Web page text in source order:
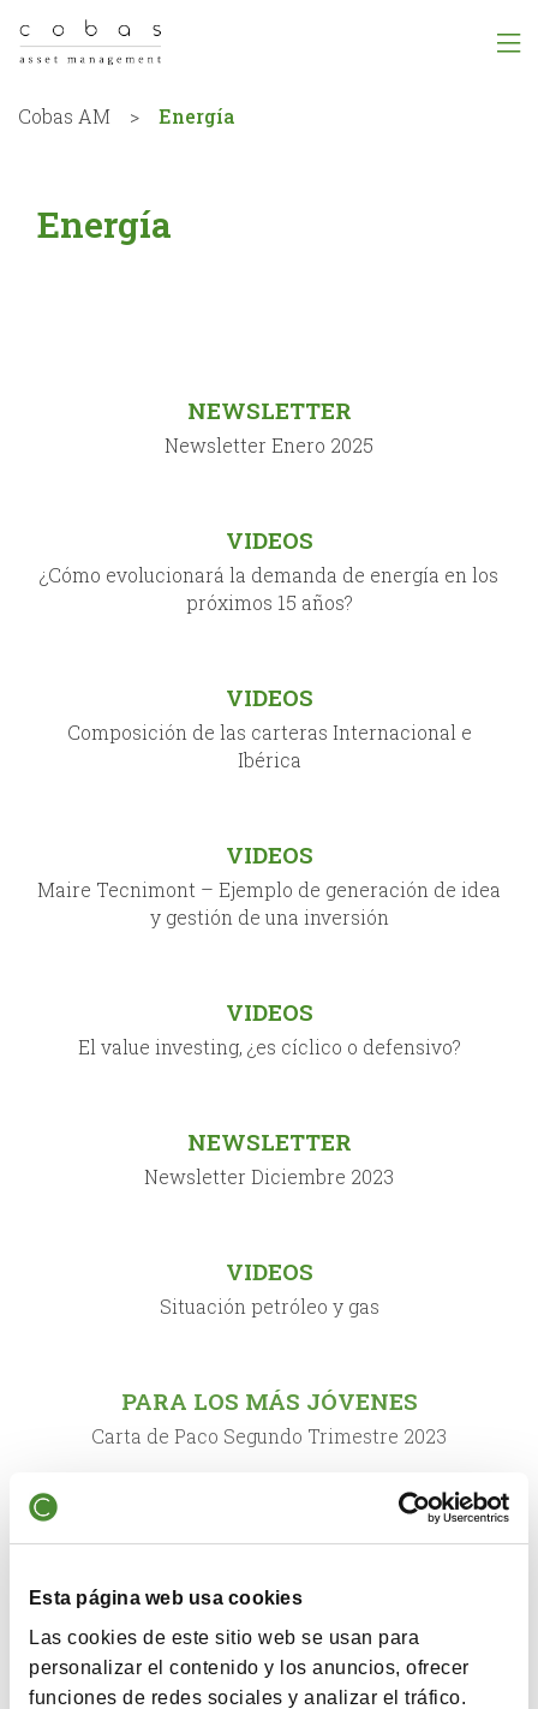
Esta página web usa cookies
Las cookies de este sitio web se usan para
personalizar el contenido y los anuncios, ofrecer
funciones de redes sociales y analizar el tráfico.
Cobas AM > Energía
Energía
NEWSLETTER
Newsletter Enero 2025
VIDEOS
¿Cómo evolucionará la demanda de energía en los
próximos 15 años?
VIDEOS
Composición de las carteras Internacional e
Ibérica
VIDEOS
Maire Tecnimont – Ejemplo de generación de idea
y gestión de una inversión
VIDEOS
El value investing, ¿es cíclico o defensivo?
NEWSLETTER
Newsletter Diciembre 2023
VIDEOS
Situación petróleo y gas
PARA LOS MÁS JÓVENES
Carta de Paco Segundo Trimestre 2023
semestre 2023
PODCAST